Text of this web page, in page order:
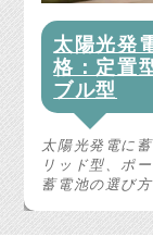
太陽光発
格：定置
ブル型
太陽光発電に
リッド型、ポ
蓄電池の選び方